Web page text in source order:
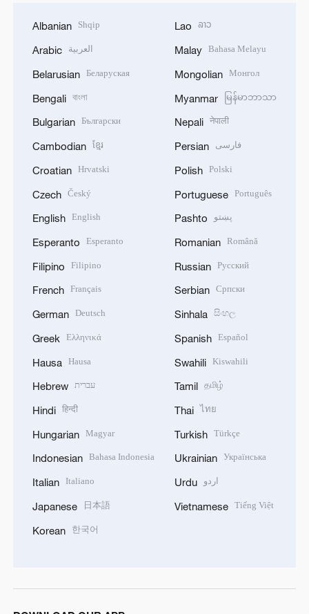
Albanian Shqip
Arabic العربية
Belarusian Беларуская
Bengali বাংলা
Bulgarian Български
Cambodian ខ្មែរ
Croatian Hrvatski
Czech Český
English English
Esperanto Esperanto
Filipino Filipino
French Français
German Deutsch
Greek Ελληνικά
Hausa Hausa
Hebrew עברית
Hindi हिन्दी
Hungarian Magyar
Indonesian Bahasa Indonesia
Italian Italiano
Japanese 日本語
Korean 한국어
Lao ລາວ
Malay Bahasa Melayu
Mongolian Монгол
Myanmar မြန်မာဘာသာ
Nepali नेपाली
Persian فارسی
Polish Polski
Portuguese Português
Pashto پښتو
Romanian Română
Russian Русский
Serbian Српски
Sinhala සිංහල
Spanish Español
Swahili Kiswahili
Tamil தமிழ்
Thai ไทย
Turkish Türkçe
Ukrainian Українська
Urdu اردو
Vietnamese Tiếng Việt